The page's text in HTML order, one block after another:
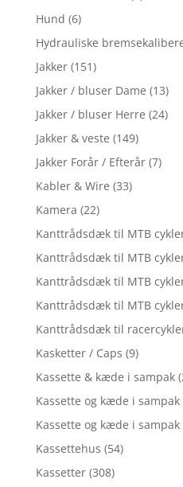
Hund (6)
Hydrauliske
Jakker (151)
Jakker / bluser Dame (13)
Jakker / bluser Herre (24)
Jakker & veste (149)
Jakker Forår / Efterår (7)
Kabler & Wire (33)
Kamera (22)
Kanttrådsdæk til MTB
Kanttrådsdæk til MTB
Kanttrådsdæk til MTB
Kanttrådsdæk til MTB
Kanttrådsdæk til
Kasketter / Caps (9)
Kassette & kæde i sampak
Kassette og kæde i sampak
Kassette og kæde i sampak
Kassettehus (54)
Kassetter (308)